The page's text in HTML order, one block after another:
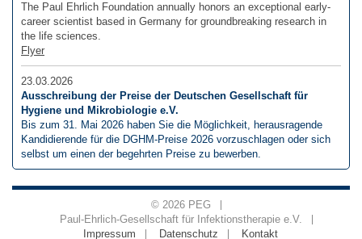
The Paul Ehrlich Foundation annually honors an exceptional early-
career scientist based in Germany for groundbreaking research in
the life sciences.
Flyer
23.03.2026
Ausschreibung der Preise der Deutschen Gesellschaft für
Hygiene und Mikrobiologie e.V.
Bis zum 31. Mai 2026 haben Sie die Möglichkeit, herausragende
Kandidierende für die DGHM-Preise 2026 vorzuschlagen oder sich
selbst um einen der begehrten Preise zu bewerben.
© 2026 PEG
Paul-Ehrlich-Gesellschaft für Infektionstherapie e.V.
Impressum
Datenschutz Kontakt